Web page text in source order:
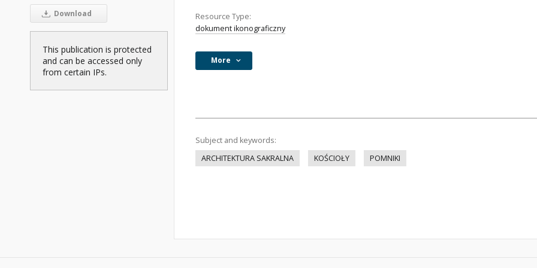
Download
This publication is protected
and can be accessed only
from certain IPs.
Resource Type:
dokument ikonograficzny
More
Subject and keywords:
ARCHITEKTURA SAKRALNA
KOŚCIOŁY POMNIKI